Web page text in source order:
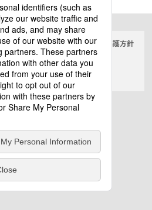
クッキーポリシー 個人情報保護方針
築設備（ビジネス）
Electric Works Co., Ltd.